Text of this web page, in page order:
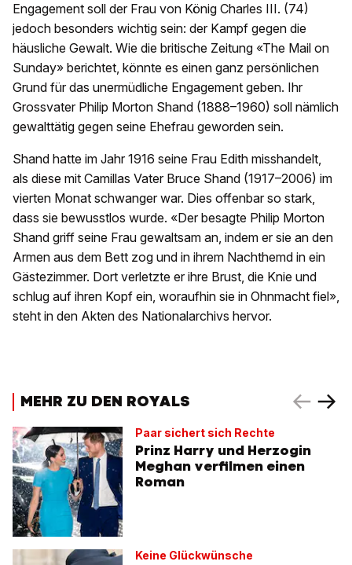
Engagement soll der Frau von König Charles III. (74)
jedoch besonders wichtig sein: der Kampf gegen die
häusliche Gewalt. Wie die britische Zeitung «The Mail on
Sunday» berichtet, könnte es einen ganz persönlichen
Grund für das unermüdliche Engagement geben. Ihr
Grossvater Philip Morton Shand (1888–1960) soll nämlich
gewalttätig gegen seine Ehefrau geworden sein.
Shand hatte im Jahr 1916 seine Frau Edith misshandelt,
als diese mit Camillas Vater Bruce Shand (1917–2006) im
vierten Monat schwanger war. Dies offenbar so stark,
dass sie bewusstlos wurde. «Der besagte Philip Morton
Shand griff seine Frau gewaltsam an, indem er sie an den
Armen aus dem Bett zog und in ihrem Nachthemd in ein
Gästezimmer. Dort verletzte er ihre Brust, die Knie und
schlug auf ihren Kopf ein, woraufhin sie in Ohnmacht fiel»,
steht in den Akten des Nationalarchivs hervor.
MEHR ZU DEN ROYALS
Paar sichert sich Rechte
Prinz Harry und Herzogin
Meghan verfilmen einen
Roman
Keine Glückwünsche